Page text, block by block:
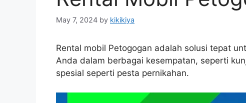
May 7, 2024 by kikikiya
Rental mobil Petogogan adalah solusi tepat
Anda dalam berbagai kesempatan, seperti
spesial seperti pesta pernikahan.